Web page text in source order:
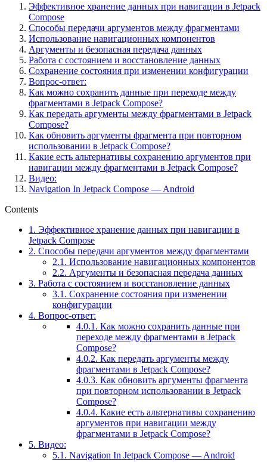
Эффективное хранение данных при навигации в Jetpack
Compose
Способы передачи аргументов между фрагментами
Использование навигационных компонентов
Аргументы и безопасная передача данных
Работа с состоянием и восстановление данных
Сохранение состояния при изменении конфигурации
Вопрос-ответ:
Как можно сохранить данные при переходе между
фрагментами в Jetpack Compose?
Как передать аргументы между фрагментами в Jetpack
Compose?
Как обновить аргументы фрагмента при повторном
использовании в Jetpack Compose?
Какие есть альтернативы сохранению аргументов при
навигации между фрагментами в Jetpack Compose?
Видео:
Navigation In Jetpack Compose — Android
Contents
1. Эффективное хранение данных при навигации в
Jetpack Compose
2. Способы передачи аргументов между фрагментами
2.1. Использование навигационных компонентов
2.2. Аргументы и безопасная передача данных
3. Работа с состоянием и восстановление данных
3.1. Сохранение состояния при изменении
конфигурации
4. Вопрос-ответ:
4.0.1. Как можно сохранить данные при
переходе между фрагментами в Jetpack
Compose?
4.0.2. Как передать аргументы между
фрагментами в Jetpack Compose?
4.0.3. Как обновить аргументы фрагмента
при повторном использовании в Jetpack
Compose?
4.0.4. Какие есть альтернативы сохранению
аргументов при навигации между
фрагментами в Jetpack Compose?
5. Видео:
5.1. Navigation In Jetpack Compose — Android